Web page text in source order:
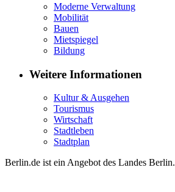
Moderne Verwaltung
Mobilität
Bauen
Mietspiegel
Bildung
Weitere Informationen
Kultur & Ausgehen
Tourismus
Wirtschaft
Stadtleben
Stadtplan
Berlin.de ist ein Angebot des Landes Berlin.